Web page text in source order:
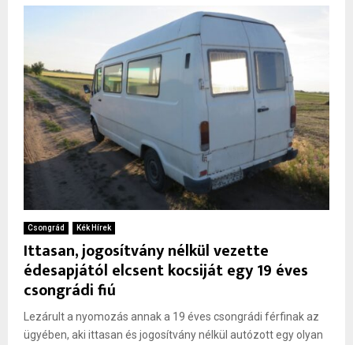
Csongrád Kék Hírek
Ittasan, jogosítvány nélkül vezette
édesapjától elcsent kocsiját egy 19 éves
csongrádi fiú
Lezárult a nyomozás annak a 19 éves csongrádi férfinak az
ügyében, aki ittasan és jogosítvány nélkül autózott egy olyan